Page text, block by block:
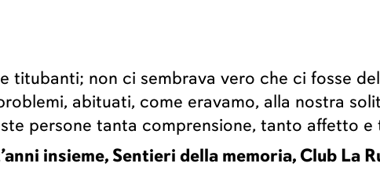
titubanti; non ci sembrava vero che ci fosse
abituati, come eravamo, alla nostra
persone tanta comprensione, tanto affetto
insieme, Sentieri della memoria, Club La